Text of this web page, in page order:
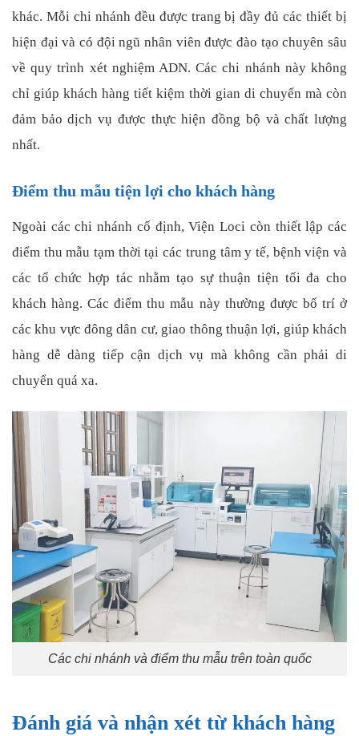
khác. Mỗi chi nhánh đều được trang bị đầy đủ các thiết bị
hiện đại và có đội ngũ nhân viên được đào tạo chuyên sâu
về quy trình xét nghiệm ADN. Các chi nhánh này không
chỉ giúp khách hàng tiết kiệm thời gian di chuyển mà còn
đảm bảo dịch vụ được thực hiện đồng bộ và chất lượng
nhất.
Điểm thu mẫu tiện lợi cho khách hàng
Ngoài các chi nhánh cố định, Viện Loci còn thiết lập các
điểm thu mẫu tạm thời tại các trung tâm y tế, bệnh viện và
các tổ chức hợp tác nhằm tạo sự thuận tiện tối đa cho
khách hàng. Các điểm thu mẫu này thường được bố trí ở
các khu vực đông dân cư, giao thông thuận lợi, giúp khách
hàng dễ dàng tiếp cận dịch vụ mà không cần phải di
chuyển quá xa.
Các chi nhánh và điểm thu mẫu trên toàn quốc
Đánh giá và nhận xét từ khách hàng